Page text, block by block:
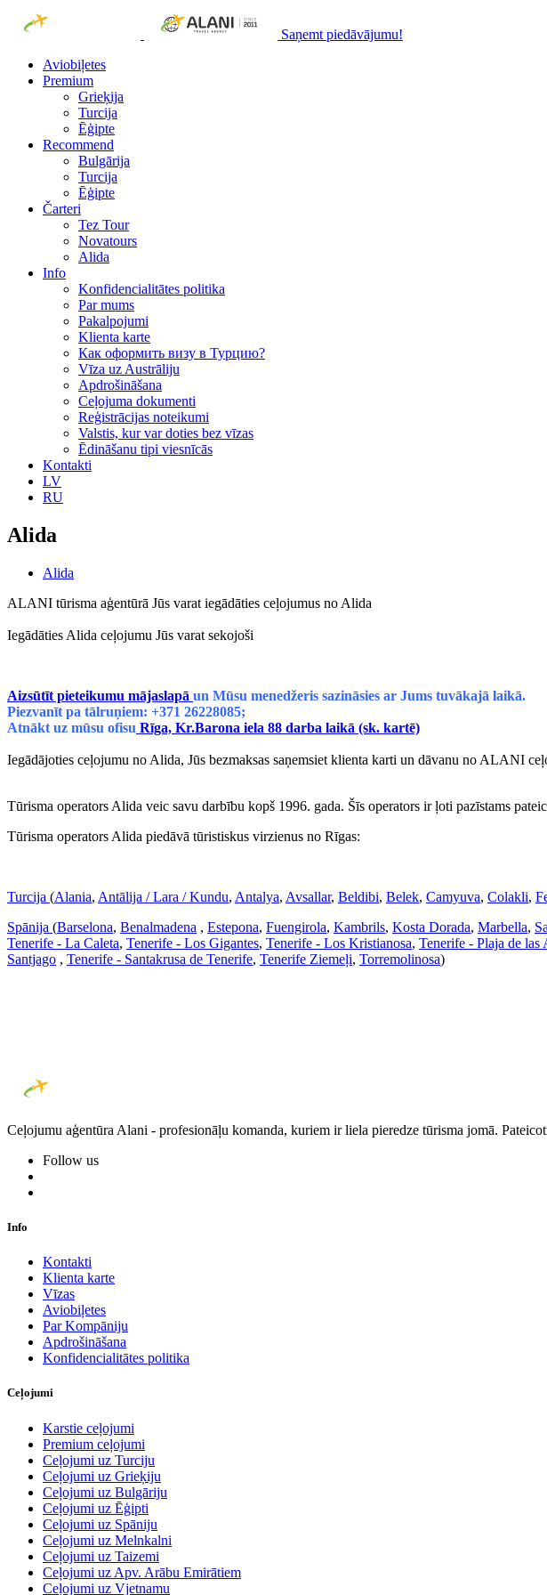
Saņemt piedāvājumu!
Aviobiļetes
Premium
Grieķija
Turcija
Ēģipte
Recommend
Bulgārija
Turcija
Ēģipte
Čarteri
Tez Tour
Novatours
Alida
Info
Konfidencialitātes politika
Par mums
Рakalpojumi
Klienta karte
Как оформить визу в Турцию?
Vīza uz Austrāliju
Apdrošināšana
Ceļojuma dokumenti
Reģistrācijas noteikumi
Valstis, kur var doties bez vīzas
Ēdināšanu tipi viesnīcās
Kontakti
LV
RU
Alida
Alida
ALANI tūrisma aģentūrā Jūs varat iegādāties ceļojumus no Alida
Iegādāties Alida ceļojumu Jūs varat sekojoši
Aizsūtīt pieteikumu mājaslapā un Mūsu menedžeris sazināsies ar Jums tuvākajā laikā.
Piezvanīt pa tālruņiem: +371 26228085;
Atnākt uz mūsu ofisu Rīga, Kr.Barona iela 88 darba laikā (sk. kartē)
Iegādājoties ceļojumu no Alida, Jūs bezmaksas saņemsiet klienta karti un dāvanu no ALANI
Tūrisma operators Alida veic savu darbību kopš 1996. gada. Šīs operators ir ļoti pazīstams
Tūrisma operators Alida piedāvā tūristiskus virzienus no Rīgas:
Turcija (Alania, Antālija / Lara / Kundu, Antalya, Avsallar, Beldibi, Belek, Camyuva, Colakli,
Spānija (Barselona, Benalmadena , Estepona, Fuengirola, Kambrils, Kosta Dorada, Marbella,
Tenerife - La Caleta, Tenerife - Los Gigantes, Tenerife - Los Kristianosa, Tenerife - Plaja de las
Santjago , Tenerife - Santakrusa de Tenerife, Tenerife Ziemeļi, Torremolinosa)
Ceļojumu aģentūra Alani - profesionāļu komanda, kuriem ir liela pieredze tūrisma jomā.
Follow us
Info
Kontakti
Klienta karte
Vīzas
Aviobiļetes
Par Kompāniju
Apdrošināšana
Konfidencialitātes politika
Ceļojumi
Karstie ceļojumi
Premium ceļojumi
Ceļojumi uz Turciju
Ceļojumi uz Grieķiju
Ceļojumi uz Bulgāriju
Ceļojumi uz Ēģipti
Ceļojumi uz Spāniju
Ceļojumi uz Melnkalni
Ceļojumi uz Taizemi
Ceļojumi uz Apv. Arābu Emirātiem
Ceļojumi uz Vjetnamu